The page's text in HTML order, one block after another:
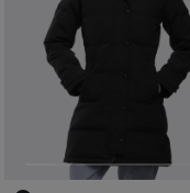
M
L
ONESIZE